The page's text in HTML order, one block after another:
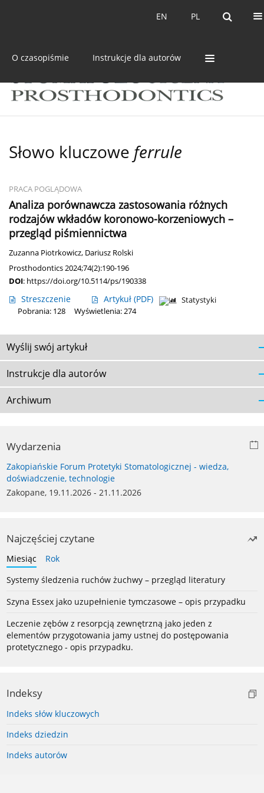
PL
EN PL
EN
O czasopiśmie Instrukcje dla autorów
Słowo kluczowe ferrule
PRACA POGLĄDOWA
Analiza porównawcza zastosowania różnych
rodzajów wkładów koronowo-korzeniowych –
przegląd piśmiennictwa
Zuzanna Piotrkowicz, Dariusz Rolski
Prosthodontics 2024;74(2):190-196
DOI: https://doi.org/10.5114/ps/190338
Streszczenie Artykuł (PDF)
Statystyki
Pobrania: 128
Wyświetlenia: 274
Wyślij swój artykuł
Instrukcje dla autorów
Archiwum
Wydarzenia
Zakopiańskie Forum Protetyki Stomatologicznej - wiedza,
doświadczenie, technologie
Zakopane, 19.11.2026 - 21.11.2026
Najczęściej czytane
Miesiąc
Rok
Systemy śledzenia ruchów żuchwy – przegląd literatury
Szyna Essex jako uzupełnienie tymczasowe – opis przypadku
Leczenie zębów z resorpcją zewnętrzną jako jeden z
elementów przygotowania jamy ustnej do postępowania
protetycznego - opis przypadku.
Indeksy
Indeks słów kluczowych
Indeks dziedzin
Indeks autorów